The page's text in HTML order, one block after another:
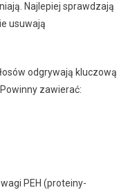
Najlepiej sprawdzają
usuwają
odgrywają kluczową
zawierać:
PEH (proteiny-